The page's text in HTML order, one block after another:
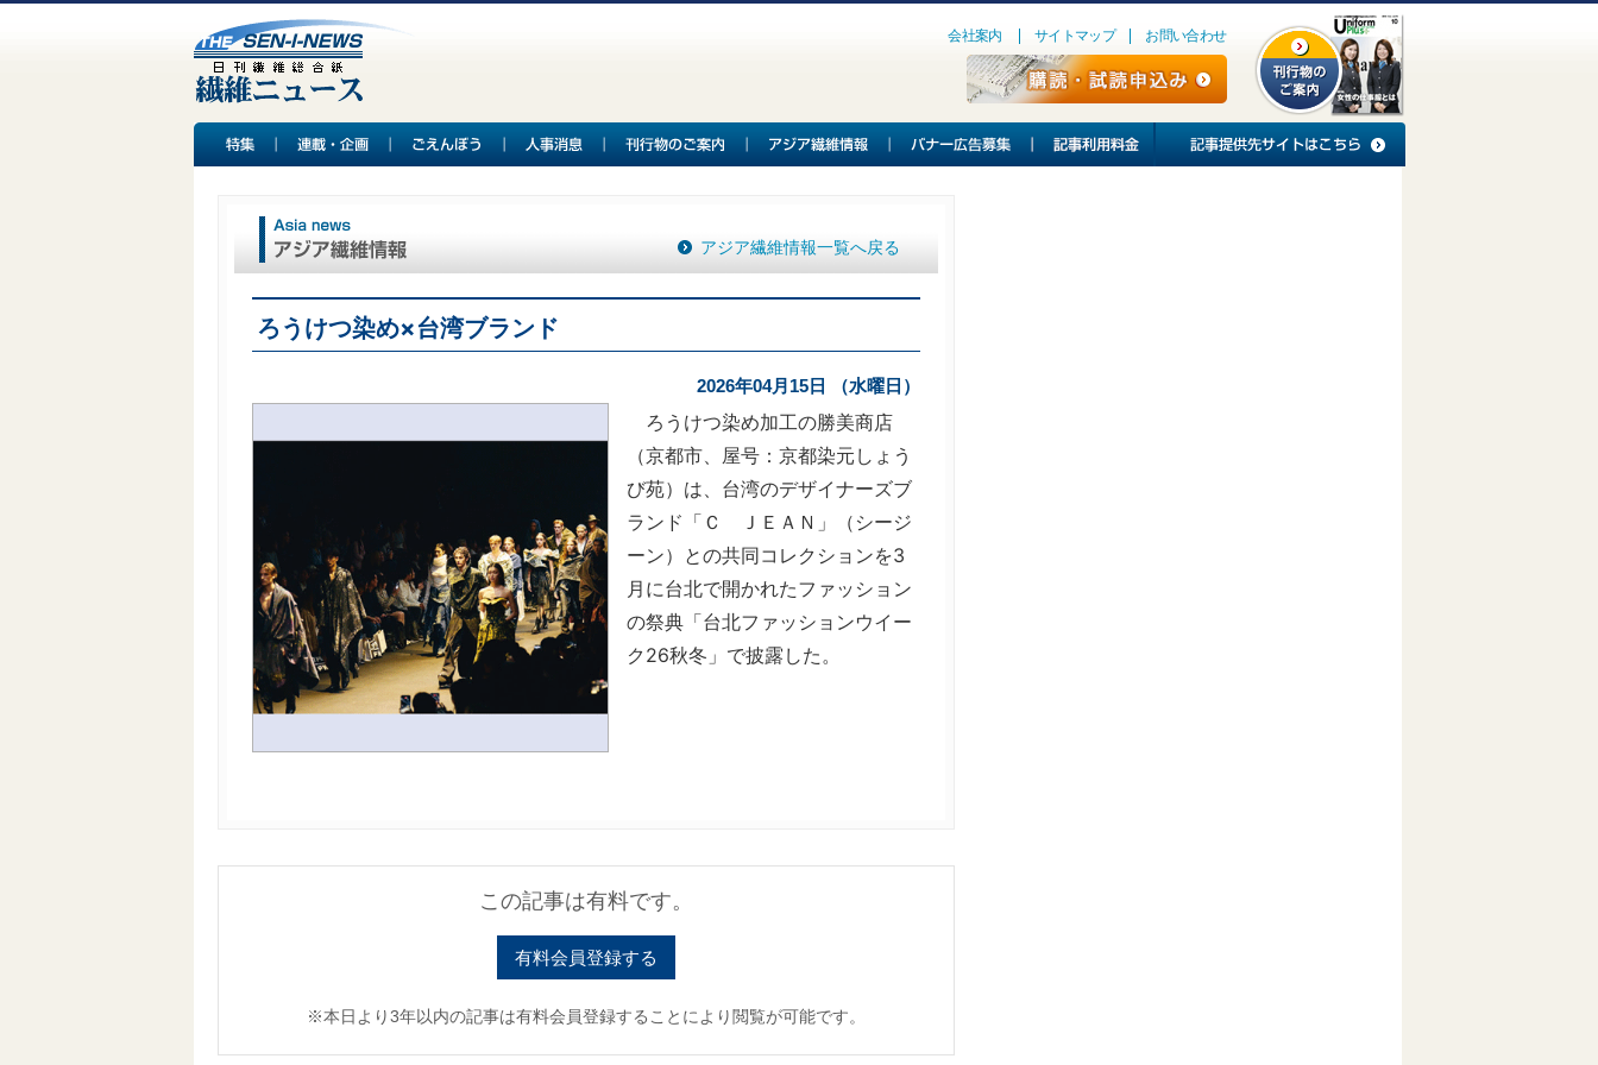
会社案内 サイトマップ お問い合わせ
アジア繊維情報一覧へ戻る
ろうけつ染め×台湾ブランド
2026年04月15日 （水曜日）
ろうけつ染め加工の勝美商店
（京都市、屋号：京都染元しょう
び苑）は、台湾のデザイナーズブ
ランド「Ｃ ＪＥＡＮ」（シージ
ーン）との共同コレクションを3
月に台北で開かれたファッション
の祭典「台北ファッションウイー
ク26秋冬」で披露した。
この記事は有料です。
有料会員登録する
※本日より3年以内の記事は有料会員登録することにより閲覧が可能です。